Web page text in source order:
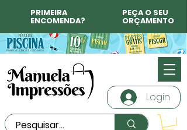
PRIMEIRA
ENCOMENDA?
PEÇA O SEU
ORÇAMENTO
Login